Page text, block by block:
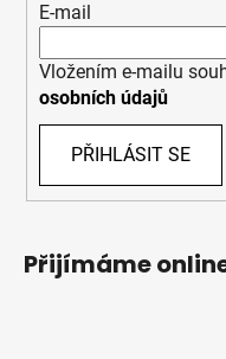
E-mail
Vložením e-mailu
osobních údajů
PŘIHLÁSIT SE
Přijímáme